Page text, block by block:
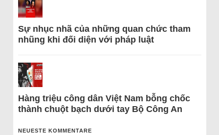
Sự nhục nhã của những quan chức tham
nhũng khi đối diện với pháp luật
Hàng triệu công dân Việt Nam bỗng chốc
thành chuột bạch dưới tay Bộ Công An
NEUESTE KOMMENTARE